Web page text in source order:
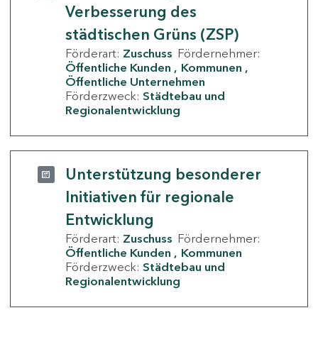
Verbesserung des
städtischen Grüns (ZSP)
Förderart: Zuschuss Fördernehmer:
Öffentliche Kunden
Kommunen
Öffentliche Unternehmen
Förderzweck: Städtebau und
Regionalentwicklung
Unterstützung besonderer
Initiativen für regionale
Entwicklung
Förderart: Zuschuss Fördernehmer:
Öffentliche Kunden
Kommunen
Förderzweck: Städtebau und
Regionalentwicklung